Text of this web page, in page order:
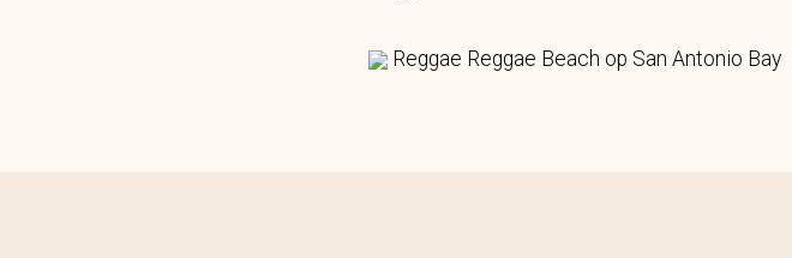
Reggae Reggae Beach op San Antonio Bay